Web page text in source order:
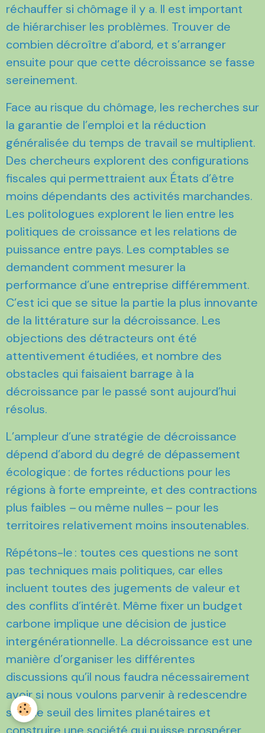
réchauffer si chômage il y a. Il est important
de hiérarchiser les problèmes. Trouver de
combien décroître d’abord, et s’arranger
ensuite pour que cette décroissance se fasse
sereinement.
Face au risque du chômage, les recherches sur
la garantie de l’emploi et la réduction
généralisée du temps de travail se multiplient.
Des chercheurs explorent des configurations
fiscales qui permettraient aux États d’être
moins dépendants des activités marchandes.
Les politologues explorent le lien entre les
politiques de croissance et les relations de
puissance entre pays. Les comptables se
demandent comment mesurer la
performance d’une entreprise différemment.
C’est ici que se situe la partie la plus innovante
de la littérature sur la décroissance. Les
objections des détracteurs ont été
attentivement étudiées, et nombre des
obstacles qui faisaient barrage à la
décroissance par le passé sont aujourd’hui
résolus.
L’ampleur d’une stratégie de décroissance
dépend d’abord du degré de dépassement
écologique : de fortes réductions pour les
régions à forte empreinte, et des contractions
plus faibles – ou même nulles – pour les
territoires relativement moins insoutenables.
Répétons-le : toutes ces questions ne sont
pas techniques mais politiques, car elles
incluent toutes des jugements de valeur et
des conflits d’intérêt. Même fixer un budget
carbone implique une décision de justice
intergénérationnelle. La décroissance est une
manière d’organiser les différentes
discussions qu’il nous faudra nécessairement
avoir si nous voulons parvenir à redescendre
sous le seuil des limites planétaires et
construire une société qui puisse prospérer